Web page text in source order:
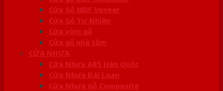
Cửa Gỗ MDF Veneer
Cửa Gỗ Tự Nhiên
Cửa vòm gỗ
Cửa gỗ nhà tắm
CỬA NHỰA
Cửa Nhựa ABS Hàn Quốc
Cửa Nhựa Đài Loan
Cửa Nhựa Gỗ Composite